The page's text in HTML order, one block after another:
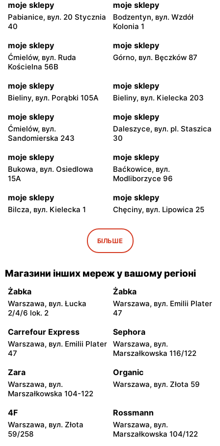
moje sklepy
Pabianice, вул. 20 Stycznia
40
moje sklepy
Bodzentyn, вул. Wzdół
Kolonia 1
moje sklepy
Ćmielów, вул. Ruda
Kościelna 56B
moje sklepy
Górno, вул. Bęczków 87
moje sklepy
Bieliny, вул. Porąbki 105A
moje sklepy
Bieliny, вул. Kielecka 203
moje sklepy
Ćmielów, вул.
Sandomierska 243
moje sklepy
Daleszyce, вул. pl. Staszica
30
moje sklepy
Bukowa, вул. Osiedlowa
15A
moje sklepy
Baćkowice, вул.
Modliborzyce 96
moje sklepy
Bilcza, вул. Kielecka 1
moje sklepy
Chęciny, вул. Lipowica 25
Iwaniska, вул. Ujazdowska
moje sklepy
Bogoria, вул. Rynek 30
moje sklepy
Gorzyce, вул. Szkolna 44 Grębów, вул. Wydrza 180
moje sklepy
Jadachy, вул. Jadachy 111
moje sklepy
Jeżowe, вул. Zalesie 77
moje sklepy
Kazimierza Wielka, вул.
Kolejowa 15
moje sklepy
Kamień, вул. Błonie 23
moje sklepy
Górki, вул. Górki 71
moje sklepy
Gumniska, вул. Gumniska
moje sklepy
Iwierzyce, вул. Iwierzyce
152A
moje sklepy
Tczew, вул. Franciszka
Żwirki 61
БІЛЬШЕ
Магазини інших мереж у вашому регіоні
Żabka
Warszawa, вул. Łucka
2/4/6 lok. 2
Żabka
Warszawa, вул. Emilii Plater
47
Carrefour Express
Warszawa, вул. Emilii Plater
47
Sephora
Warszawa, вул.
Marszałkowska 116/122
Zara
Warszawa, вул.
Marszałkowska 104-122
Organic
Warszawa, вул. Złota 59
4F
Warszawa, вул. Złota
59/258
Rossmann
Warszawa, вул.
Marszałkowska 104/122